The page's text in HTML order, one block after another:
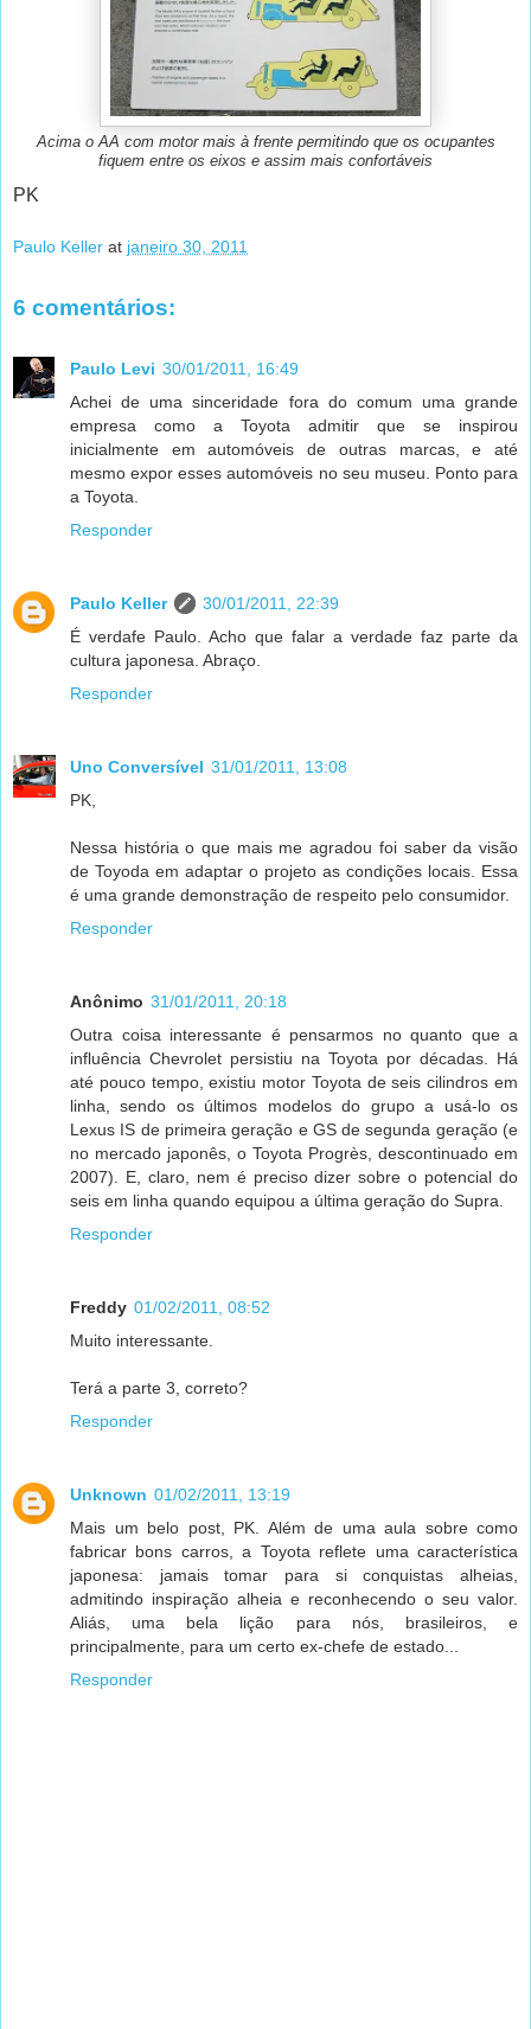
Acima o AA com motor mais à frente permitindo que os ocupantes
fiquem entre os eixos e assim mais confortáveis
PK
Paulo Keller at janeiro 30, 2011
6 comentários:
Paulo Levi 30/01/2011, 16:49
Achei de uma sinceridade fora do comum uma grande
empresa como a Toyota admitir que se inspirou
inicialmente em automóveis de outras marcas, e até
mesmo expor esses automóveis no seu museu. Ponto para
a Toyota.
Responder
Paulo Keller
30/01/2011, 22:39
É verdafe Paulo. Acho que falar a verdade faz parte da
cultura japonesa. Abraço.
Responder
Uno Conversível 31/01/2011, 13:08
PK,
Nessa história o que mais me agradou foi saber da visão
de Toyoda em adaptar o projeto as condições locais. Essa
é uma grande demonstração de respeito pelo consumidor.
Responder
Anônimo 31/01/2011, 20:18
Outra coisa interessante é pensarmos no quanto que a
influência Chevrolet persistiu na Toyota por décadas. Há
até pouco tempo, existiu motor Toyota de seis cilindros em
linha, sendo os últimos modelos do grupo a usá-lo os
Lexus IS de primeira geração e GS de segunda geração (e
no mercado japonês, o Toyota Progrès, descontinuado em
2007). E, claro, nem é preciso dizer sobre o potencial do
seis em linha quando equipou a última geração do Supra.
Responder
Freddy 01/02/2011, 08:52
Muito interessante.
Terá a parte 3, correto?
Responder
Unknown 01/02/2011, 13:19
Mais um belo post, PK. Além de uma aula sobre como
fabricar bons carros, a Toyota reflete uma característica
japonesa: jamais tomar para si conquistas alheias,
admitindo inspiração alheia e reconhecendo o seu valor.
Aliás, uma bela lição para nós, brasileiros, e
principalmente, para um certo ex-chefe de estado...
Responder